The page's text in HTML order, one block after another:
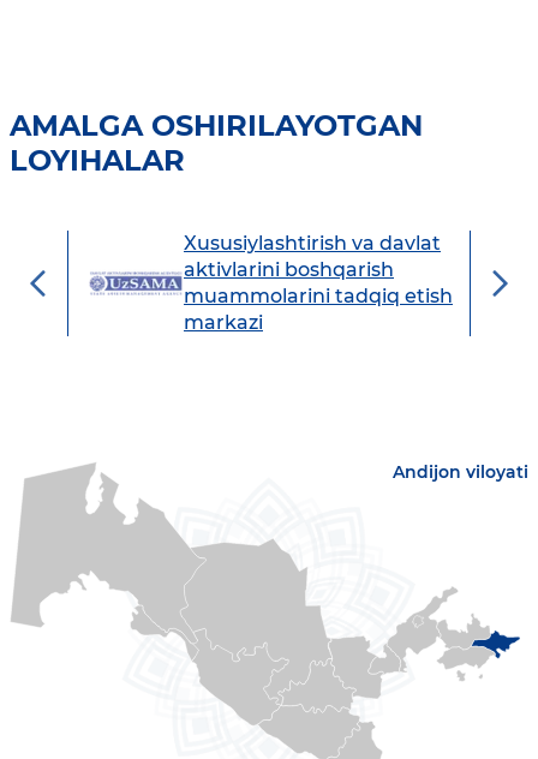
AMALGA OSHIRILAYOTGAN
LOYIHALAR
Xususiylashtirish va davlat
aktivlarini boshqarish
muammolarini tadqiq etish
AAT
Andijon viloyati